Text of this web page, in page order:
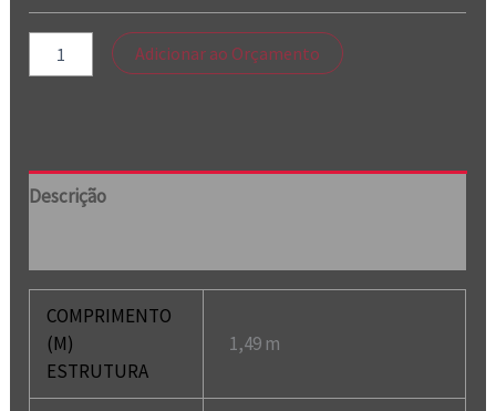
Adicionar ao Orçamento
Descrição
COMPRIMENTO
(M)
ESTRUTURA
1,49 m